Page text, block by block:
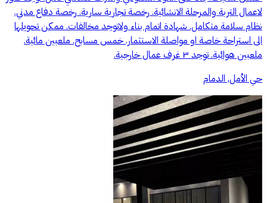
لاعمال التربة والمرحلة الانشائية. رخصة تجارية سارية. رخصة دفاع مدني.
نظام سلامة متكامل. شهادة اتمام بناء ولاتوجد مخالفات. ممكن تحويلها
الى استراحة خاصة او مواصلة الاستثمار. خمس مسابح. ملعبين مائية.
ملعبين هوائية. توجد ٣ غرف عمال خارجية.
حي الأمل, الدمام